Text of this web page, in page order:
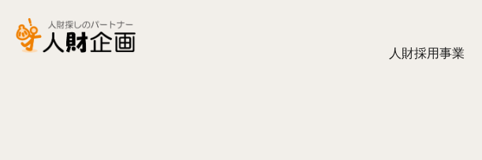
人財採用事業